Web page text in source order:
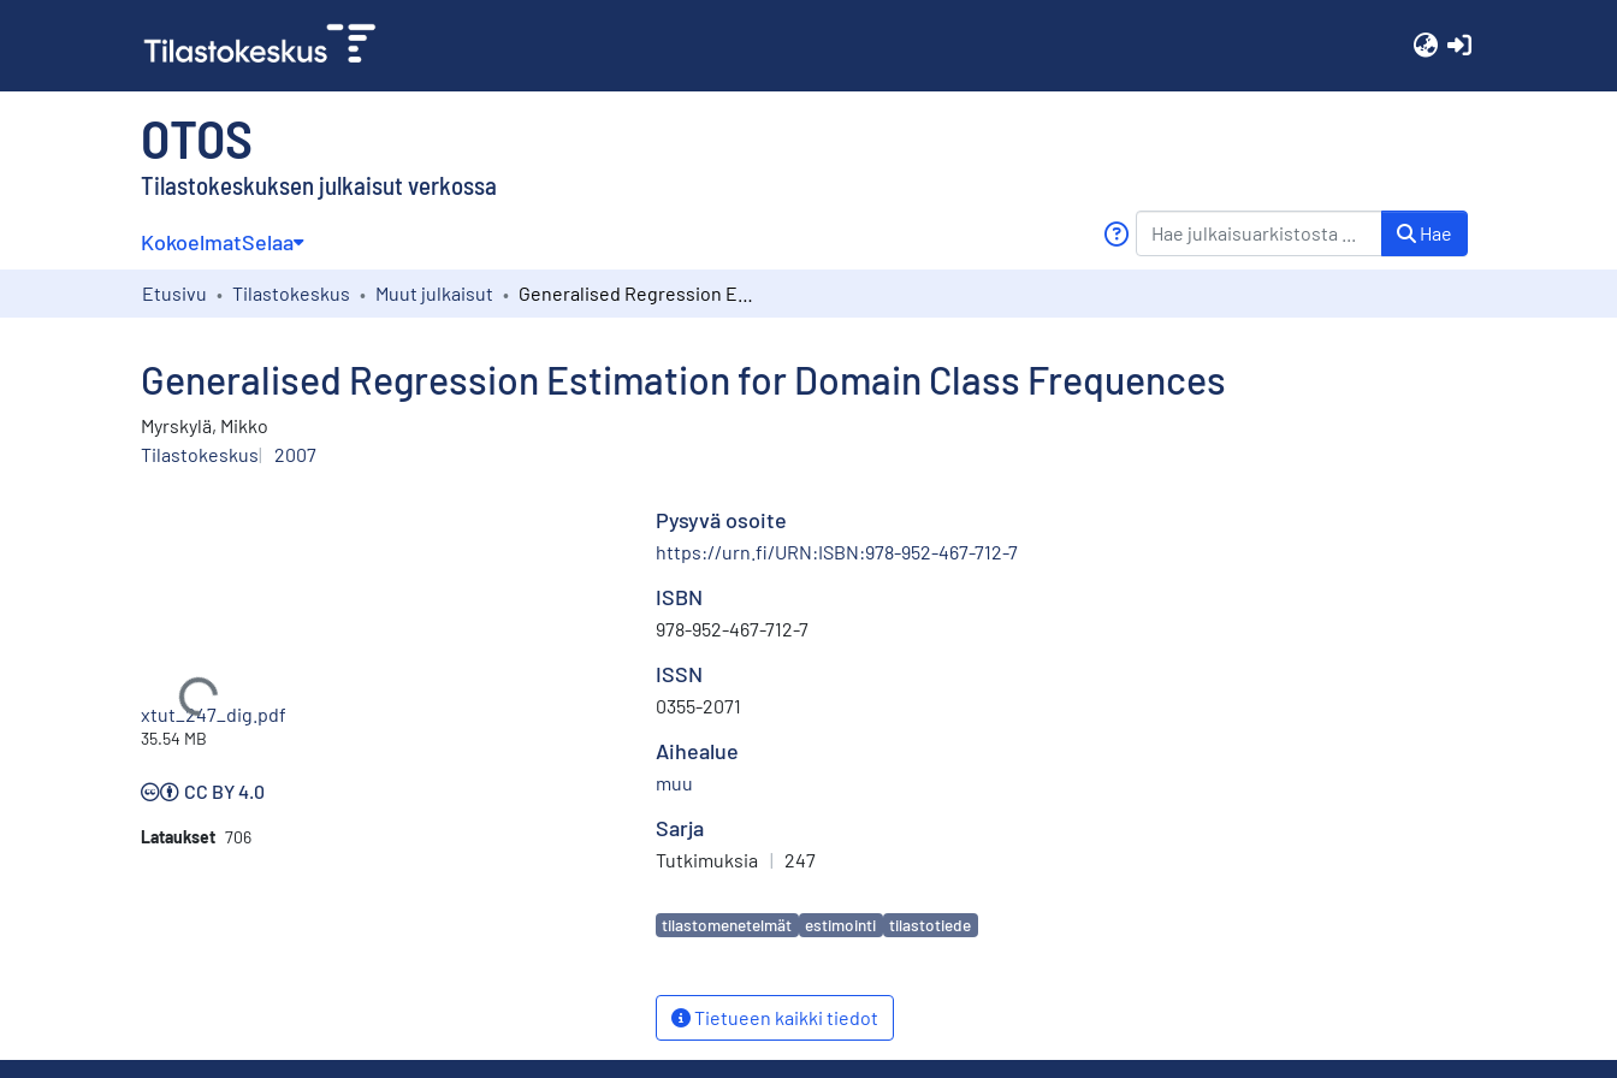
OTOS
Tilastokeskuksen julkaisut verkossa
KokoelmatSelaa Hae
Etusivu Tilastokeskus Muut julkaisut
Generalised Regression Estimation for Domain Class Frequences
Myrskylä, Mikko
Tilastokeskus
2007
Ladataan...
xtut_247_dig.pdf
35.54 MB
CC BY 4.0
Lataukset 706
Pysyvä osoite
https://urn.fi/URN:ISBN:978-952-467-712-7
ISBN
978-952-467-712-7
ISSN
0355-2071
Aihealue
muu
Sarja
Tutkimuksia | 247
Avainsanat
tilastomenetelmät estimointi tilastotiede
Tietueen kaikki tiedot